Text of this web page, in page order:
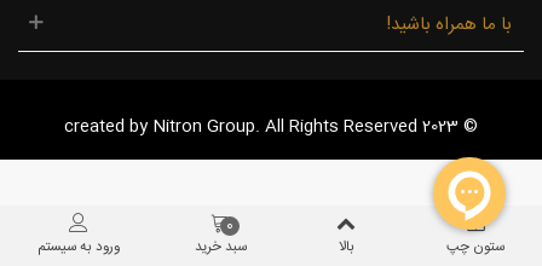
با ما همراه باشید!
© 2023 created by Nitron Group. All Rights Reserved
ستون چپ بالا سبد خرید
0
ورود به سیستم